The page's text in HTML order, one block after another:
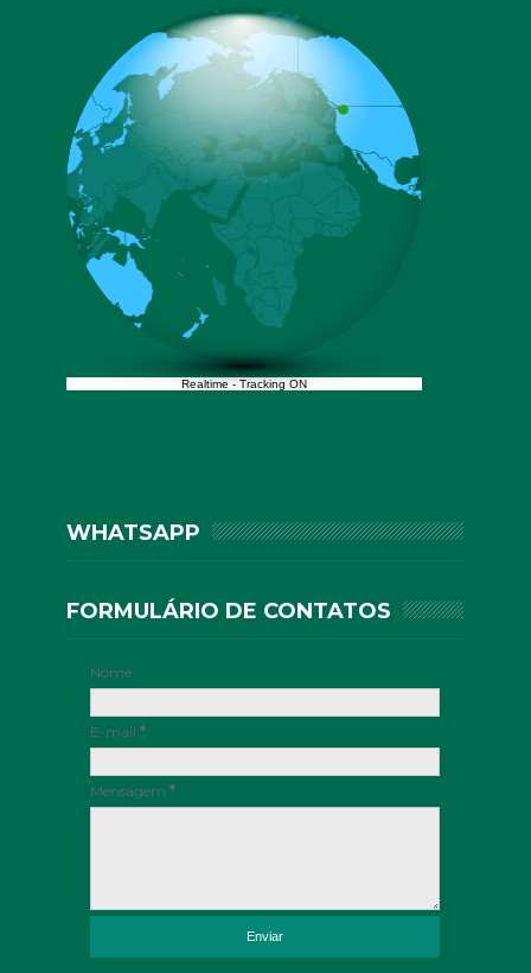
Realtime-Tracking ON
WHATSAPP
FORMULÁRIO DE CONTATOS
Nome
E-mail*
Mensagem*